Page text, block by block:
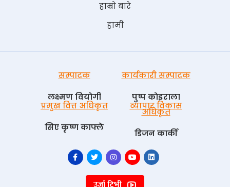
हाम्रो बारे
हामी
सम्पादक
लक्ष्मण वियोगी
कार्यकारी सम्पादक
पुष्प काेइराला
प्रमुख वित्त अधिकृत
सिए कृष्ण काफ्ले
व्यापार विकास
अधिकृत
डिजन कार्की